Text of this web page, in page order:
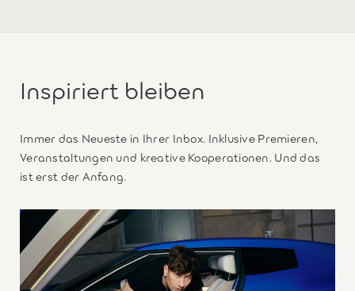
Inspiriert bleiben
Immer das Neueste in Ihrer Inbox. Inklusive Premieren,
Veranstaltungen und kreative Kooperationen. Und das
ist erst der Anfang.